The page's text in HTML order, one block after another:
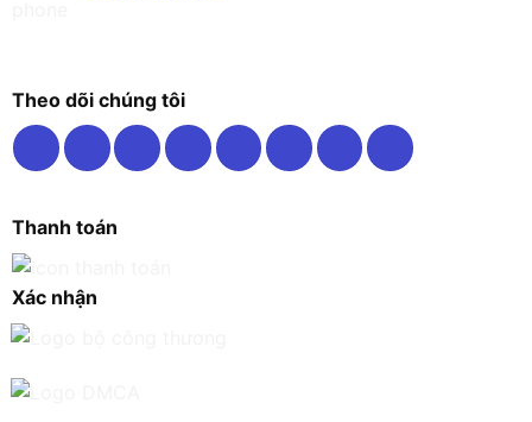
Theo dõi chúng tôi
Thanh toán
Xác nhận